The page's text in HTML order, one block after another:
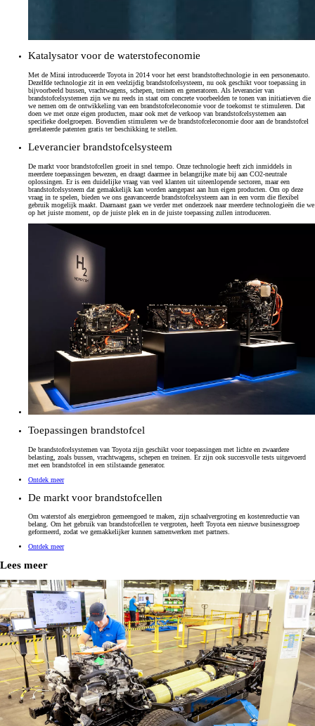
Katalysator voor de waterstofeconomie
Met de Mirai introduceerde Toyota in 2014 voor het eerst brandstoftechnologie in een personenauto.
Dezelfde technologie zit in een veelzijdig brandstofcelsysteem, nu ook geschikt voor toepassing in
bijvoorbeeld bussen, vrachtwagens, schepen, treinen en generatoren. Als leverancier van
brandstofcelsystemen zijn we nu reeds in staat om concrete voorbeelden te tonen van initiatieven die
we nemen om de ontwikkeling van een brandstofceleconomie voor de toekomst te stimuleren. Dat
doen we met onze eigen producten, maar ook met de verkoop van brandstofcelsystemen aan
specifieke doelgroepen. Bovendien stimuleren we de brandstofceleconomie door aan de brandstofcel
gerelateerde patenten gratis ter beschikking te stellen.
Leverancier brandstofcelsysteem
De markt voor brandstofcellen groeit in snel tempo. Onze technologie heeft zich inmiddels in
meerdere toepassingen bewezen, en draagt daarmee in belangrijke mate bij aan CO2-neutrale
oplossingen. Er is een duidelijke vraag van veel klanten uit uiteenlopende sectoren, maar een
brandstofcelsysteem dat gemakkelijk kan worden aangepast aan hun eigen producten. Om op deze
vraag in te spelen, bieden we ons geavanceerde brandstofcelsysteem aan in een vorm die flexibel
gebruik mogelijk maakt. Daarnaast gaan we verder met onderzoek naar meerdere technologieën die we
op het juiste moment, op de juiste plek en in de juiste toepassing zullen introduceren.
Toepassingen brandstofcel
De brandstofcelsystemen van Toyota zijn geschikt voor toepassingen met lichte en zwaardere
belasting, zoals bussen, vrachtwagens, schepen en treinen. Er zijn ook succesvolle tests uitgevoerd
met een brandstofcel in een stilstaande generator.
Ontdek meer
De markt voor brandstofcellen
Om waterstof als energiebron gemeengoed te maken, zijn schaalvergroting en kostenreductie van
belang. Om het gebruik van brandstofcellen te vergroten, heeft Toyota een nieuwe businessgroep
geformeerd, zodat we gemakkelijker kunnen samenwerken met partners.
Ontdek meer
Lees meer